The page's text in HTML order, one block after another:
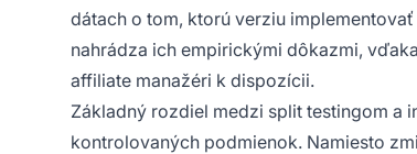
dátach o tom, ktorú verziu
nahrádza ich empirickými dôkazmi,
affiliate manažéri k dispozícii.
Základný rozdiel medzi split testingom a
kontrolovaných podmienok. Namiesto